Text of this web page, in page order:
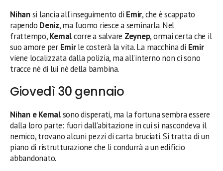
Nihansi lancia all’inseguimento di Emir, che è scappato
rapendo Deniz, ma l’uomo riesce a seminarla. Nel
frattempo,Kemalcorre a salvare Zeynep, ormai certa che il
suo amore per Emirle costerà la vita. La macchina di Emir
viene localizzata dalla polizia, ma all’interno non ci sono
tracce nè di lui nè della bambina.
Giovedì 30 gennaio
Nihan e Kemalsono disperati, ma la fortuna sembra essere
dalla loro parte: fuori dall’abitazione in cui si nascondeva il
nemico, trovano alcuni pezzi di carta bruciati. Si tratta di un
piano di ristrutturazione che li condurrà a un edificio
abbandonato.